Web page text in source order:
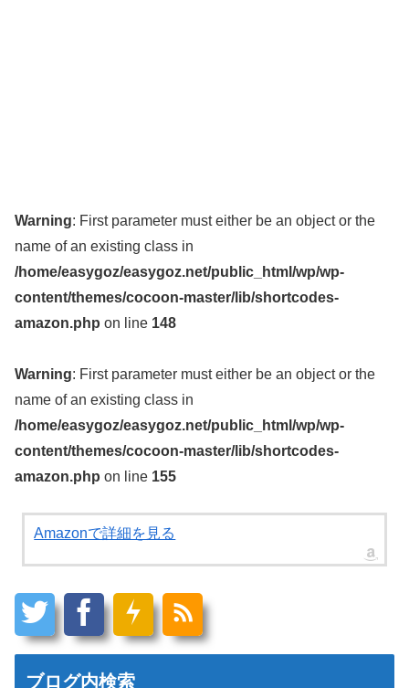
Warning: First parameter must either be an object or the
name of an existing class in
/home/easygoz/easygoz.net/public_html/wp/wp-
content/themes/cocoon-master/lib/shortcodes-
amazon.php on line 148
Warning: First parameter must either be an object or the
name of an existing class in
/home/easygoz/easygoz.net/public_html/wp/wp-
content/themes/cocoon-master/lib/shortcodes-
amazon.php on line 155
Amazonで詳細を見る
ブログ内検索